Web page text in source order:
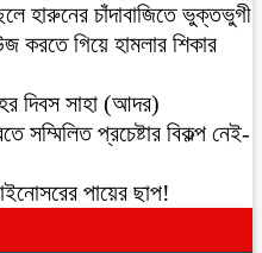
হারুনের চাঁদাবাজিতে ভুক্তভুগী
করতে গিয়ে হামলার শিকার
দিবস সাহা (আদর)
সম্মিলিত প্রচেষ্টার বিকল্প নেই-
পায়ের ছাপ!